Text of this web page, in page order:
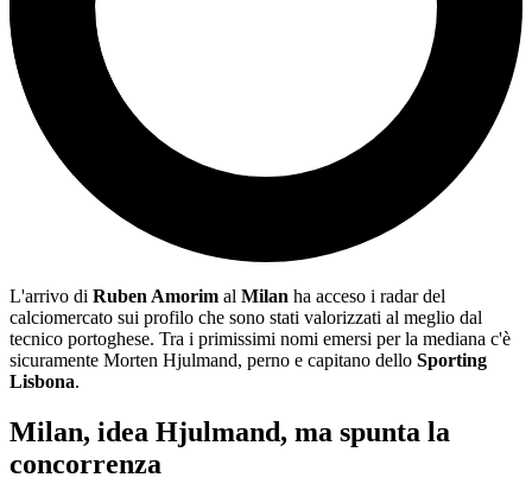
L'arrivo di Ruben Amorim al Milan ha acceso i radar del
calciomercato sui profilo che sono stati valorizzati al meglio dal
tecnico portoghese. Tra i primissimi nomi emersi per la mediana c'è
sicuramente Morten Hjulmand, perno e capitano dello Sporting
Lisbona.
Milan, idea Hjulmand, ma spunta la
concorrenza